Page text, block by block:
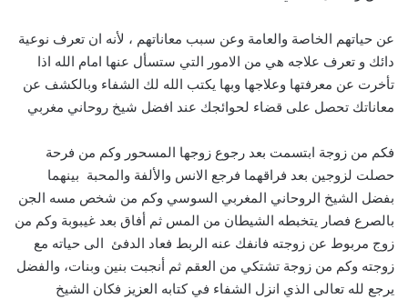
عن حياتهم الخاصة والعامة وعن سبب معاناتهم ، لأنه ان تعرف نوعية
دائك و تعرف علاجه هي من الامور التي ستسأل عنها امام الله اذا
تأخرت عن معرفتها وعلاجها وبها يكتب الله لك الشفاء وبالكشف عن
معاناتك تحصل على قضاء لحوائجك عند افضل شيخ روحاني مغربي
فكم من زوجة ابتسمت بعد رجوع زوجها المسحور وكم من فرحة
حصلت لزوجين بعد فراقهما فرجع الانس والألفة والمحبة بينهما
بفضل الشيخ الروحاني المغربي السوسي وكم من شخص مسه الجن
بالصرع فصار يتخبطه الشيطان من المس ثم أفاق بعد غيبوبة وكم من
زوج مربوط عن زوجته فانفك عنه الربط فعاد الدفئ الى حياته مع
زوجته وكم من زوجة تشتكي من العقم ثم أنجبت بنين وبنات، والفضل
يرجع لله تعالى الذي انزل الشفاء في كتابه العزيز فكان الشيخ